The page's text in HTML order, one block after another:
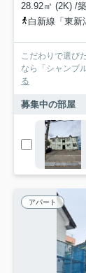
28.92㎡ (2K) /
白新線「東新
こだわりで選び
なら「シャンブ
る
募集中の部屋
アパート